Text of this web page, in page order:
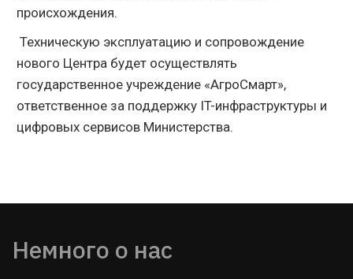
происхождения.
Техническую эксплуатацию и сопровождение
нового Центра будет осуществлять
государственное учреждение «АгроСмарт»,
ответственное за поддержку IT-инфраструктуры и
цифровых сервисов Министерства.
Немного о нас